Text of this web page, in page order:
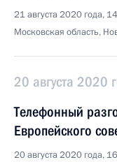
21 августа 2020 года,
Московская область,
20 августа 2020
Телефонный
Европейского
20 августа 2020 года,